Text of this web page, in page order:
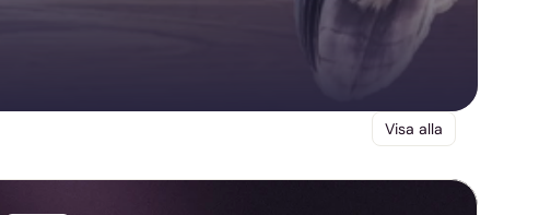
Visa alla